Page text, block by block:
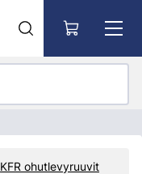
KFR ohutlevyruuvit